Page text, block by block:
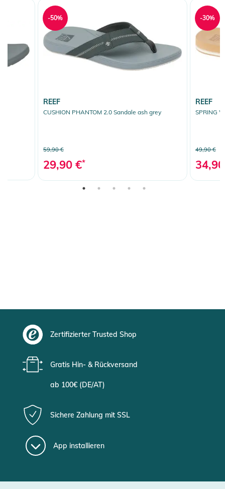
REEF
CUSHION PHANTOM 2.0 Sandale ash grey
59,90 €
29,90 €*
-50%
REEF
SPRING
49,90 €
-30%
Zertifizierter Trusted Shop
Gratis Hin- & Rückversand
ab 100€ (DE/AT)
Sichere Zahlung mit SSL
App installieren